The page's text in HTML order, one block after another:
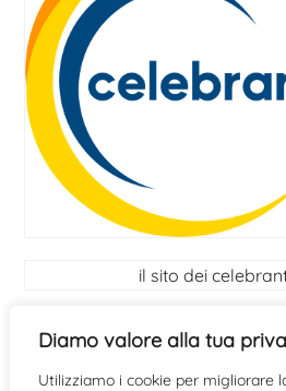
Diamo valore alla tua
Utilizziamo i cookie per migliorare
il sito dei
I Celebranti
scopri se hai le qualità per